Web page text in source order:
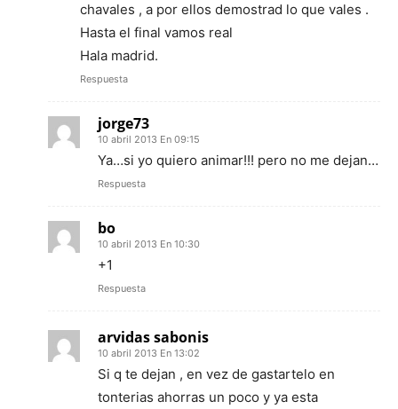
chavales , a por ellos demostrad lo que vales .
Hasta el final vamos real
Hala madrid.
Respuesta
jorge73
10 abril 2013 En 09:15
Ya…si yo quiero animar!!! pero no me dejan…
Respuesta
bo
10 abril 2013 En 10:30
+1
Respuesta
arvidas sabonis
10 abril 2013 En 13:02
Si q te dejan , en vez de gastartelo en
tonterias ahorras un poco y ya esta